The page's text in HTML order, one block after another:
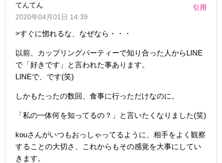
てんてん
2020年04月01日 14:39
引用
>すぐに惚れるな、なぜなら・・・
以前、カップリングパーティーで知り合った人からLINE
で「好きです」と言われた事あります。
LINEで、です(笑)
しかもたったの数回、食事に行っただけなのに。
「私の一体何を知ってるの？」と言いたくなりました(笑)
kouさんがいつもおっしゃってるように、相手をよく観察
することの大切さ、これからもその感覚を大事にしてい
きます。